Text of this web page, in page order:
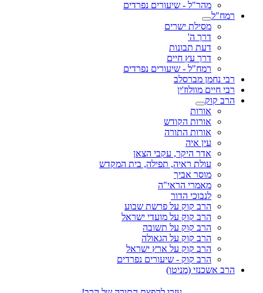
מהר"ל - שיעורים נפרדים
רמח"ל
מסילת ישרים
דרך ה'
דעת תבונות
דרך עץ חיים
רמח"ל - שיעורים נפרדים
רבי נחמן מברסלב
רבי חיים מוולוז'ין
הרב קוק
אורות
אורות הקודש
אורות התורה
עין איה
אדר היקר, עקבי הצאן
עולת ראיה, תפילה, בית המקדש
מוסר אביך
מאמרי הראי"ה
לנבוכי הדור
הרב קוק על פרשת שבוע
הרב קוק על מועדי ישראל
הרב קוק על תשובה
הרב קוק על הגאולה
הרב קוק על ארץ ישראל
הרב קוק - שיעורים נפרדים
הרב אשכנזי (מניטו)